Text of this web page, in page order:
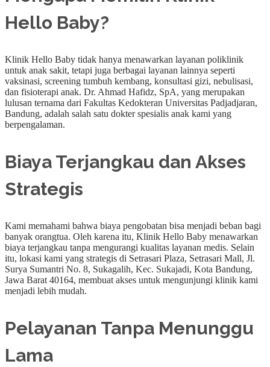
Hello Baby?
Klinik Hello Baby tidak hanya menawarkan layanan poliklinik
untuk anak sakit, tetapi juga berbagai layanan lainnya seperti
vaksinasi, screening tumbuh kembang, konsultasi gizi, nebulisasi,
dan fisioterapi anak. Dr. Ahmad Hafidz, SpA, yang merupakan
lulusan ternama dari Fakultas Kedokteran Universitas Padjadjaran,
Bandung, adalah salah satu dokter spesialis anak kami yang
berpengalaman.
Biaya Terjangkau dan Akses
Strategis
Kami memahami bahwa biaya pengobatan bisa menjadi beban bagi
banyak orangtua. Oleh karena itu, Klinik Hello Baby menawarkan
biaya terjangkau tanpa mengurangi kualitas layanan medis. Selain
itu, lokasi kami yang strategis di Setrasari Plaza, Setrasari Mall, Jl.
Surya Sumantri No. 8, Sukagalih, Kec. Sukajadi, Kota Bandung,
Jawa Barat 40164, membuat akses untuk mengunjungi klinik kami
menjadi lebih mudah.
Pelayanan Tanpa Menunggu
Lama